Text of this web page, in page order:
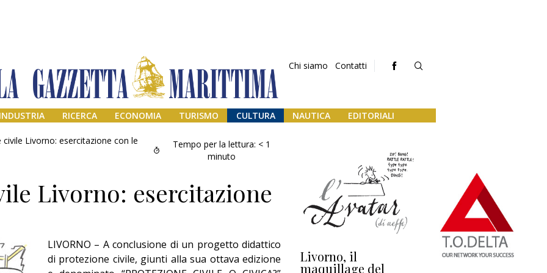
Chi siamo Contatti
RICERCA ECONOMIA TURISMO CULTURA NAUTICA EDITORIALI
Livorno: esercitazione con le Tempo per la lettura: < 1
minuto
Livorno: esercitazione
LIVORNO – A conclusione di un progetto didattico
di protezione civile, giunti alla sua ottava edizione
Addio amico
Giorgio
Livorno, il
maquillage del
L’uscita di scena di